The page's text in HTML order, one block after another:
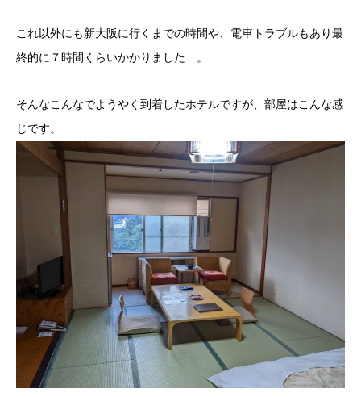
これ以外にも新大阪に行くまでの時間や、電車トラブルもあり最
終的に７時間くらいかかりました…。
そんなこんなでようやく到着したホテルですが、部屋はこんな感
じです。